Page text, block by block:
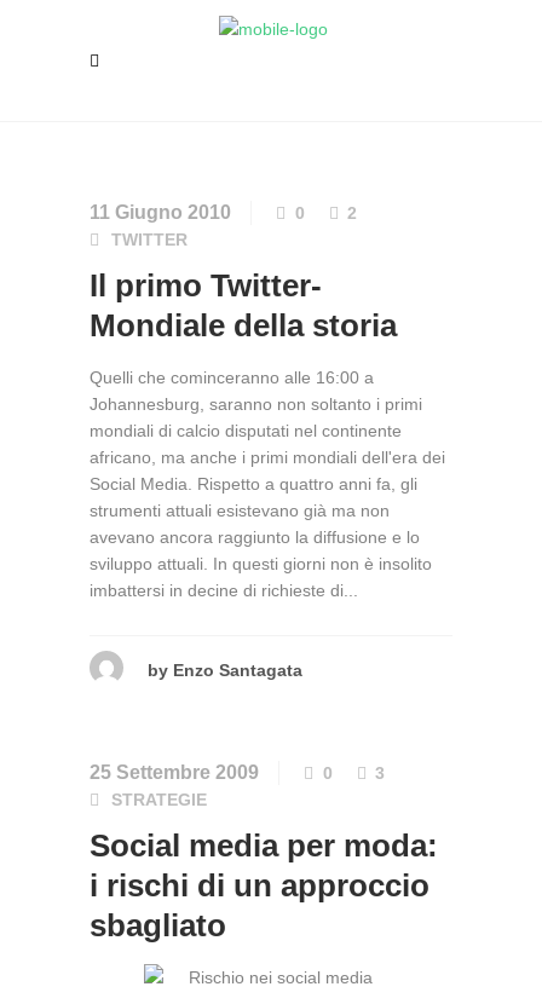
11 Giugno 2010 0
2
TWITTER
Il primo Twitter-
Mondiale della storia
Quelli che cominceranno alle 16:00 a
Johannesburg, saranno non soltanto i primi
mondiali di calcio disputati nel continente
africano, ma anche i primi mondiali dell'era dei
Social Media. Rispetto a quattro anni fa, gli
strumenti attuali esistevano già ma non
avevano ancora raggiunto la diffusione e lo
sviluppo attuali. In questi giorni non è insolito
imbattersi in decine di richieste di...
by Enzo Santagata
25 Settembre 2009 0
3
STRATEGIE
Social media per moda:
i rischi di un approccio
sbagliato